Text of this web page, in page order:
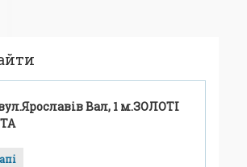
Вал, 1 м.ЗОЛОТІ